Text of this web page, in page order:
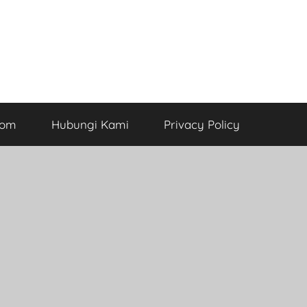
Hubungi Kami Privacy Policy